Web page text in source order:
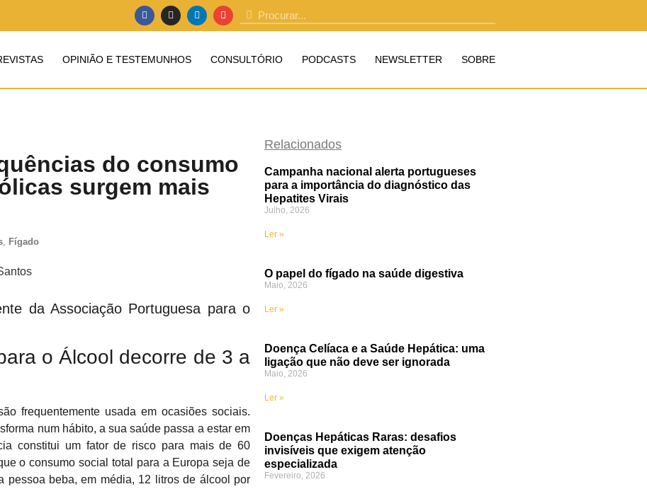
OPINIÃO E TESTEMUNHOS CONSULTÓRIO PODCASTS NEWSLETTER SOBRE
do consumo
surgem mais
, Fígado
da Associação Portuguesa para o
o Álcool decorre de 3 a
frequentemente usada em ocasiões sociais.
num hábito, a sua saúde passa a estar em
constitui um fator de risco para mais de 60
o consumo social total para a Europa seja de
beba, em média, 12 litros de álcool por
Relacionados
Campanha nacional alerta portugueses
para a importância do diagnóstico das
Hepatites Virais
Julho, 2026
Ler »
O papel do fígado na saúde digestiva
Maio, 2026
Ler »
Doença Celíaca e a Saúde Hepática: uma
ligação que não deve ser ignorada
Maio, 2026
Ler »
Doenças Hepáticas Raras: desafios
invisíveis que exigem atenção
especializada
Fevereiro, 2026